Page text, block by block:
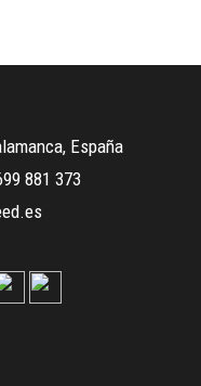
España
881 373